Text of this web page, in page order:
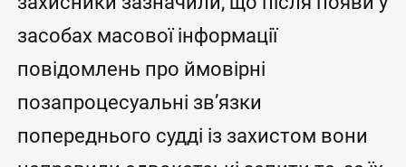
засобах масової інформації
повідомлень про ймовірні
позапроцесуальні зв’язки
попереднього судді із захистом вони